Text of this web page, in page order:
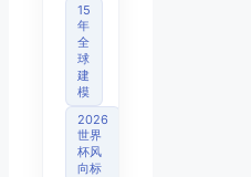
15
年
全
球
建
模
2026
世界
杯风
向标